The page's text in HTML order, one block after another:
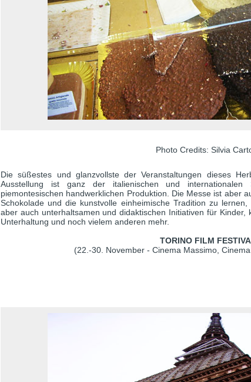
Photo Credits: Silvia
Die süßestes und glanzvollste der Veranstaltungen dieses
Ausstellung ist ganz der italienischen und internationalen
piemontesischen handwerklichen Produktion. Die Messe ist aber
Schokolade und die kunstvolle einheimische Tradition zu
aber auch unterhaltsamen und didaktischen Initiativen für Kinder,
Unterhaltung und noch vielem anderen mehr.
TORINO FILM
(22.-30. November - Cinema Massimo,